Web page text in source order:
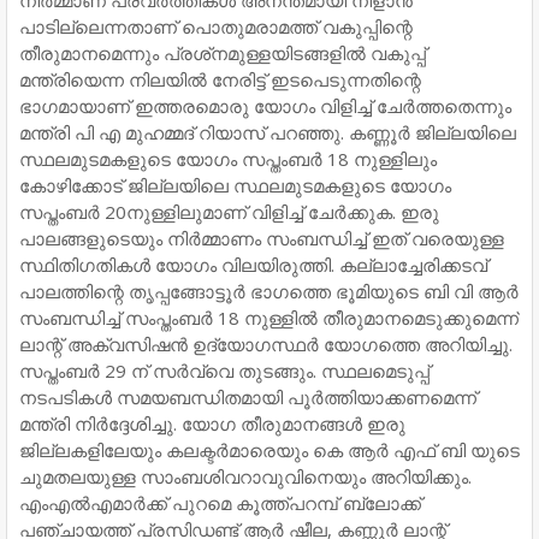
പാടില്ലെന്നതാണ് പൊതുമരാമത്ത് വകുപ്പിന്റെ
തീരുമാനമെന്നും പ്രശ്‌നമുള്ളയിടങ്ങളില്‍ വകുപ്പ്
മന്ത്രിയെന്ന നിലയില്‍ നേരിട്ട് ഇടപെടുന്നതിന്റെ
ഭാഗമായാണ് ഇത്തരമൊരു യോഗം വിളിച്ച് ചേര്‍ത്തതെന്നും
മന്ത്രി പി എ മുഹമ്മദ് റിയാസ് പറഞ്ഞു. കണ്ണൂര്‍ ജില്ലയിലെ
സ്ഥലമുടമകളുടെ യോഗം സപ്തംബര്‍ 18 നുള്ളിലും
കോഴിക്കോട് ജില്ലയിലെ സ്ഥലമുടമകളുടെ യോഗം
സപ്തംബര്‍ 20നുള്ളിലുമാണ് വിളിച്ച് ചേര്‍ക്കുക. ഇരു
പാലങ്ങളുടെയും നിര്‍മ്മാണം സംബന്ധിച്ച് ഇത് വരെയുള്ള
സ്ഥിതിഗതികള്‍ യോഗം വിലയിരുത്തി. കല്ലാച്ചേരിക്കടവ്
പാലത്തിന്റെ തൃപ്പങ്ങോട്ടൂര്‍ ഭാഗത്തെ ഭൂമിയുടെ ബി വി ആര്‍
സംബന്ധിച്ച് സംപ്തംബര്‍ 18 നുള്ളില്‍ തീരുമാനമെടുക്കുമെന്ന്
ലാന്റ് അക്വസിഷന്‍ ഉദ്യോഗസ്ഥര്‍ യോഗത്തെ അറിയിച്ചു.
സപ്തംബര്‍ 29 ന് സര്‍വ്വെ തുടങ്ങും. സ്ഥലമെടുപ്പ്
നടപടികള്‍ സമയബന്ധിതമായി പൂര്‍ത്തിയാക്കണമെന്ന്
മന്ത്രി നിര്‍ദ്ദേശിച്ചു. യോഗ തീരുമാനങ്ങള്‍ ഇരു
ജില്ലകളിലേയും കലക്ടര്‍മാരെയും കെ ആര്‍ എഫ് ബി യുടെ
ചുമതലയുള്ള സാംബശിവറാവുവിനെയും അറിയിക്കും.
എംഎല്‍എമാര്‍ക്ക് പുറമെ കൂത്ത്പറമ്പ് ബ്ലോക്ക്
പഞ്ചായത്ത് പ്രസിഡണ്ട് ആര്‍ ഷീല, കണ്ണൂര്‍ ലാന്റ്